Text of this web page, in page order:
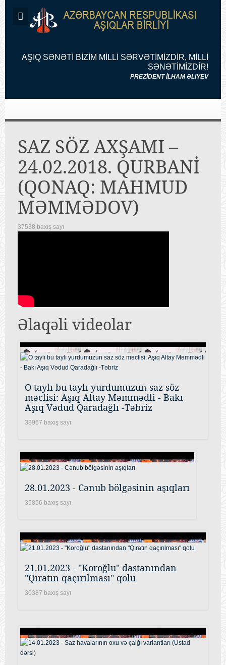
AŞIQ SƏNƏTİ BİZİM MİLLİ SƏRVƏTİMİZDİR, MİLLİ
SƏNƏTİMİZDİR!
PREZİDENT İLHAM ƏLIYEV
SAZ SÖZ AXŞAMI –
24.02.2018. QURBANİ
(QONAQ: MAHMUD
MƏMMƏDOV)
37538 baxış sayı
Əlaqəli videolar
O taylı bu taylı yurdumuzun saz söz
məclisi: Aşıq Altay Məmmədli - Bakı
Aşıq Vədud Qaradağlı -Təbriz
38967 baxış sayı
28.01.2023 - Cənub bölgəsinin aşıqları
35856 baxış sayı
21.01.2023 - "Koroğlu" dastanından
"Qıratın qaçırılması" qolu
30387 baxış sayı